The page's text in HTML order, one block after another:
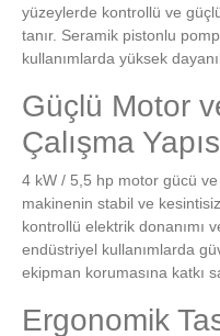
yüzeylerde kontrollü ve
tanır. Seramik pistonlu
kullanımlarda yüksek
Güçlü Motor
Çalışma
4 kW / 5,5 hp motor gücü ve
makinenin stabil ve
kontrollü elektrik donanımı
endüstriyel kullanımlarda
ekipman korumasına katkı
Ergonomik